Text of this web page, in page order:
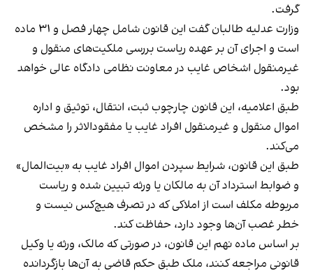
گرفت.
وزارت عدلیه طالبان گفت این قانون شامل چهار فصل و ۳۱ ماده
است و اجرای آن بر عهده ریاست بررسی ملکیت‌های منقول و
غیرمنقول اشخاص غایب در معاونت نظامی دادگاه عالی خواهد
بود.
طبق اعلامیه، این قانون چارچوب ثبت، انتقال، توثیق و اداره
اموال منقول و غیرمنقول افراد غایب یا مفقودالاثر را مشخص
می‌کند.
طبق این قانون، شرایط سپردن اموال افراد غایب به «بیت‌المال»
و ضوابط استرداد آن به مالکان یا ورثه تبیین شده و ریاست
مربوطه مکلف است از املاکی که در تصرف هیچ‌کس نیست و
خطر غصب آن‌ها وجود دارد، حفاظت کند.
بر اساس ماده نهم این قانون، در صورتی که مالک، ورثه یا وکیل
قانونی مراجعه کنند، ملک طبق حکم قاضی به آن‌ها بازگردانده